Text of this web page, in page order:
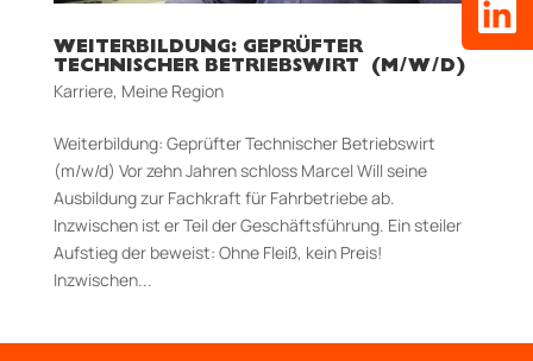
WEITERBILDUNG: GEPRÜFTER
TECHNISCHER BETRIEBSWIRT (M/W/D)
Karriere, Meine Region
Weiterbildung: Geprüfter Technischer Betriebswirt
(m/w/d) Vor zehn Jahren schloss Marcel Will seine
Ausbildung zur Fachkraft für Fahrbetriebe ab.
Inzwischen ist er Teil der Geschäftsführung. Ein steiler
Aufstieg der beweist: Ohne Fleiß, kein Preis!
Inzwischen...